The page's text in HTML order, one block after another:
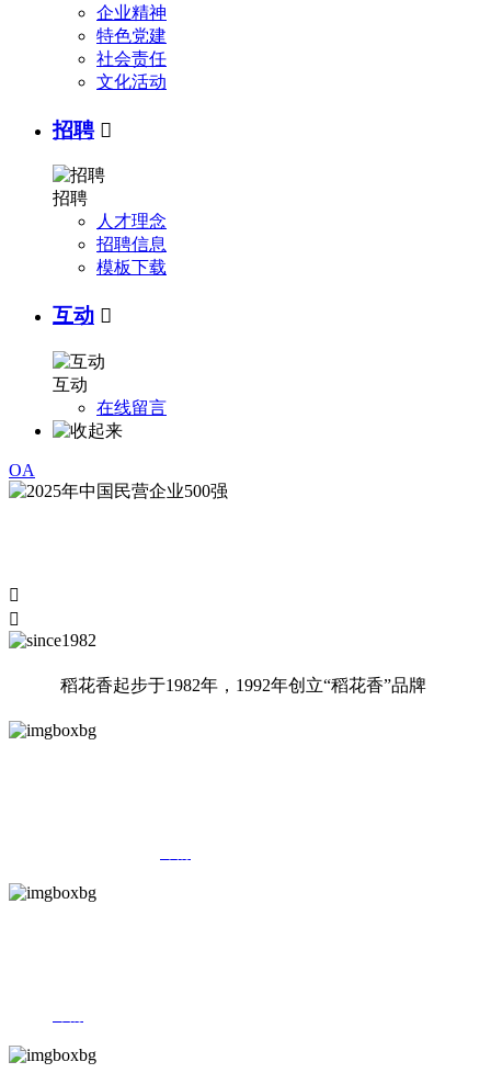
企业精神
特色党建
社会责任
文化活动
招聘 
招聘
人才理念
招聘信息
模板下载
互动 
互动
在线留言
OA


稻花香起步于1982年，1992年创立“稻花香”品牌